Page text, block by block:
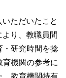
ただいたこと
り、教職員間
・研究時間を捻
機関の参考に
、教育機関特有